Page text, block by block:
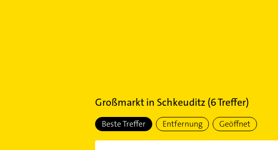
Großmarktin Schkeuditz (6Treffer)
Beste Treffer Entfernung Geöffnet